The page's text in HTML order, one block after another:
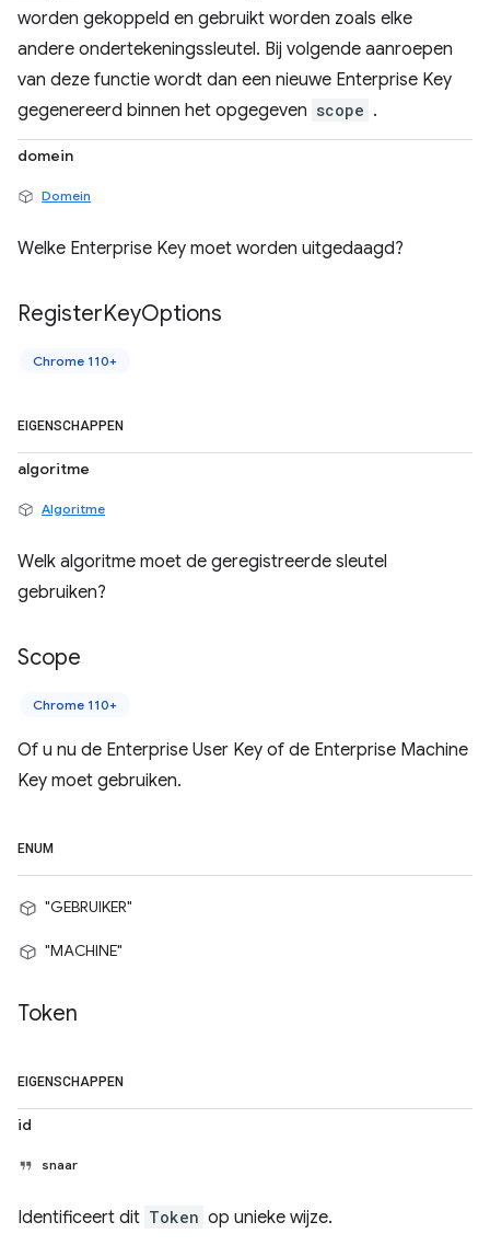
worden gekoppeld en gebruikt worden zoals elke
andere ondertekeningssleutel. Bij volgende aanroepen
van deze functie wordt dan een nieuwe Enterprise Key
gegenereerd binnen het opgegeven scope .
domein
Domein
Welke Enterprise Key moet worden uitgedaagd?
RegisterKeyOptions
Chrome 110+
EIGENSCHAPPEN
algoritme
Algoritme
Welk algoritme moet de geregistreerde sleutel
gebruiken?
Scope
Chrome 110+
Of u nu de Enterprise User Key of de Enterprise Machine
Key moet gebruiken.
ENUM
"GEBRUIKER"
"MACHINE"
Token
EIGENSCHAPPEN
id
snaar
Identificeert dit Token op unieke wijze.